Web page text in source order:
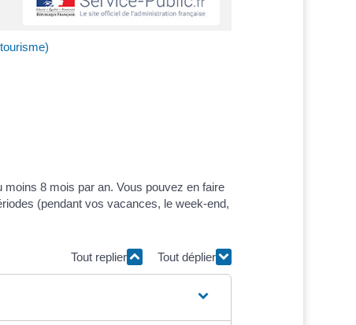
8 mois par an. Vous pouvez en faire
(pendant vos vacances, le week-end,
Tout replier Tout déplier